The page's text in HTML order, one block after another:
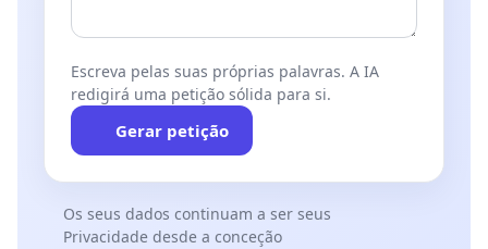
Escreva pelas suas próprias palavras. A IA
redigirá uma petição sólida para si.
Gerar petição
Os seus dados continuam a ser seus
Privacidade desde a conceção